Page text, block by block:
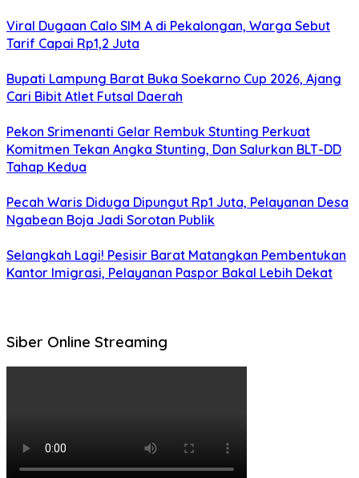
Viral Dugaan Calo SIM A di Pekalongan, Warga Sebut
Tarif Capai Rp1,2 Juta
Bupati Lampung Barat Buka Soekarno Cup 2026, Ajang
Cari Bibit Atlet Futsal Daerah
Pekon Srimenanti Gelar Rembuk Stunting Perkuat
Komitmen Tekan Angka Stunting, Dan Salurkan BLT-DD
Tahap Kedua
Pecah Waris Diduga Dipungut Rp1 Juta, Pelayanan Desa
Ngabean Boja Jadi Sorotan Publik
Selangkah Lagi! Pesisir Barat Matangkan Pembentukan
Kantor Imigrasi, Pelayanan Paspor Bakal Lebih Dekat
Siber Online Streaming